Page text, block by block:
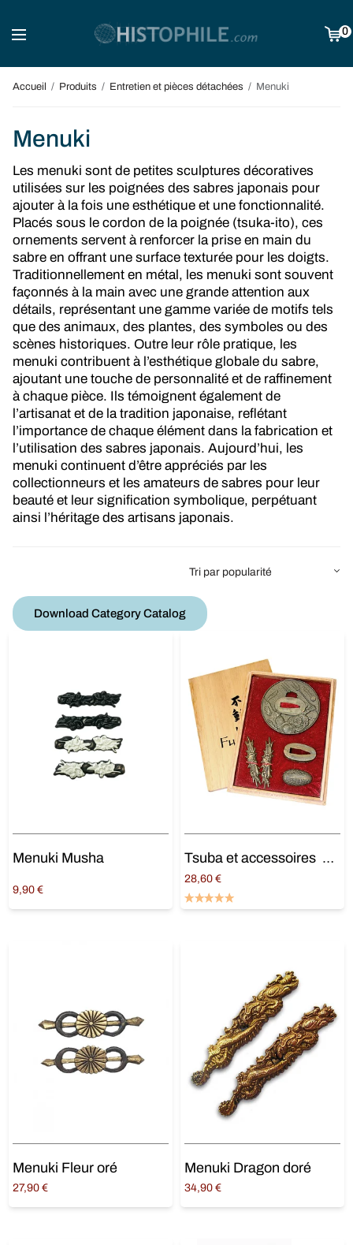
0
Accueil / Produits / Entretien et pièces détachées / Menuki
Menuki
Les menuki sont de petites sculptures décoratives
utilisées sur les poignées des sabres japonais pour
ajouter à la fois une esthétique et une fonctionnalité.
Placés sous le cordon de la poignée (tsuka-ito), ces
ornements servent à renforcer la prise en main du
sabre en offrant une surface texturée pour les doigts.
Traditionnellement en métal, les menuki sont souvent
façonnés à la main avec une grande attention aux
détails, représentant une gamme variée de motifs tels
que des animaux, des plantes, des symboles ou des
scènes historiques. Outre leur rôle pratique, les
menuki contribuent à l’esthétique globale du sabre,
ajoutant une touche de personnalité et de raffinement
à chaque pièce. Ils témoignent également de
l’artisanat et de la tradition japonaise, reflétant
l’importance de chaque élément dans la fabrication et
l’utilisation des sabres japonais. Aujourd’hui, les
menuki continuent d’être appréciés par les
collectionneurs et les amateurs de sabres pour leur
beauté et leur signification symbolique, perpétuant
ainsi l’héritage des artisans japonais.
Download Category Catalog
Menuki Musha
9,90 €
Ajouter au panier
Tsuba et accessoires »Hekireki »
28,60 €
Ajouter au panier
Menuki Fleur oré
27,90 €
Ajouter au panier
Menuki Dragon doré
34,90 €
Ajouter au panier